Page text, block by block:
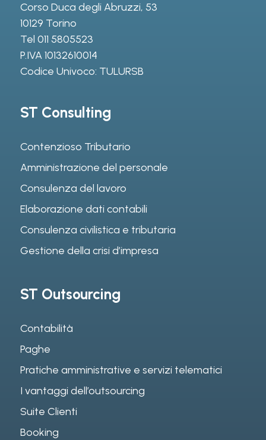
Corso Duca degli Abruzzi, 53
10129 Torino
Tel 011 5805523
P.IVA 10132610014
Codice Univoco: TULURSB
ST Consulting
Contenzioso Tributario
Amministrazione del personale
Consulenza del lavoro
Elaborazione dati contabili
Consulenza civilistica e tributaria
Gestione della crisi d’impresa
ST Outsourcing
Contabilità
Paghe
Pratiche amministrative e servizi telematici
I vantaggi dell’outsourcing
Suite Clienti
Booking